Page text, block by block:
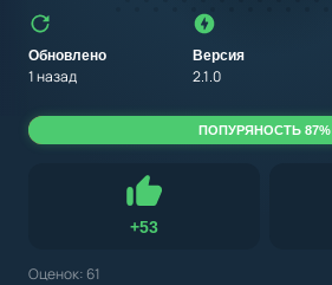
Обновлено
1 назад
Версия
2.1.0
+53
Нравится
Оценок: 61
ПОПУРЯНОСТЬ 87%